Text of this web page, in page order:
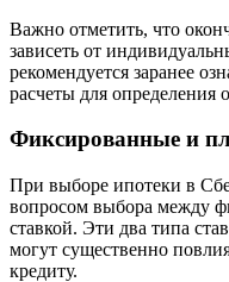
Важно отметить, что
зависеть от
рекомендуется заранее
расчеты для определения
Фиксированные и
При выборе ипотеки в
вопросом выбора между
ставкой. Эти два типа
могут существенно
кредиту.